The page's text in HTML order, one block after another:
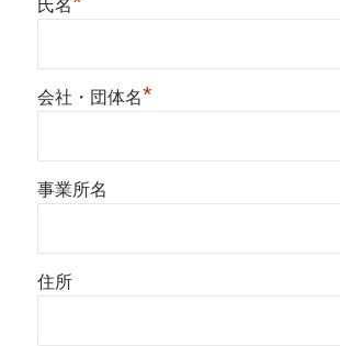
氏名
会社・団体名*
事業所名
住所